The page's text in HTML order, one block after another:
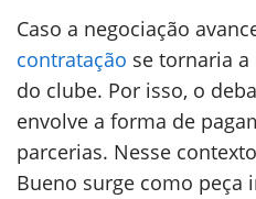
Caso a negociação
contratação se tornaria
do clube. Por isso, o
envolve a forma de
parcerias. Nesse
Bueno surge como